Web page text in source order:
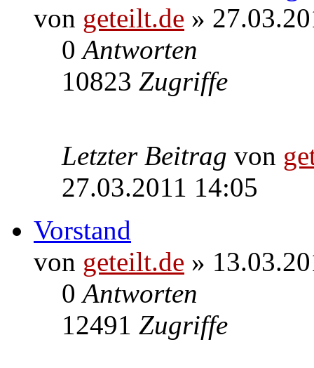
von geteilt.de »
0Antworten
10823 Zugriffe
Letzter Beitrag von
27.03.2011 14:05
Vorstand
von geteilt.de »
0Antworten
12491 Zugriffe